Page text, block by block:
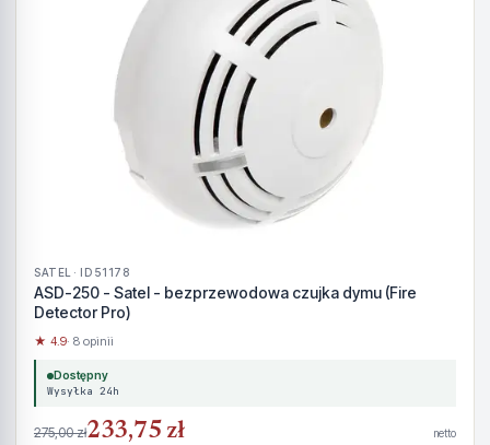
SATEL · ID 51178
ASD-250 - Satel - bezprzewodowa czujka dymu (Fire
Detector Pro)
★ 4.9· 8 opinii
Dostępny
Wysyłka 24h
275,00 zł233,75 zł netto